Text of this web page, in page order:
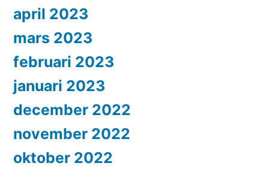
april 2023
mars 2023
februari 2023
januari 2023
december 2022
november 2022
oktober 2022